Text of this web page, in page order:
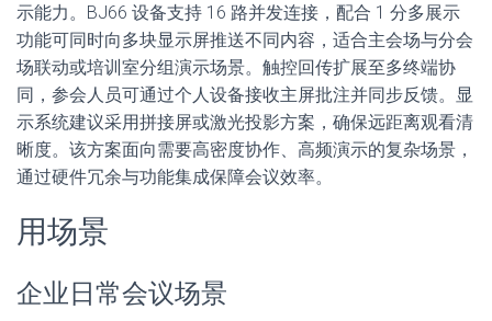
示能力。BJ66 设备支持 16 路并发连接，配合 1 分多展示
功能可同时向多块显示屏推送不同内容，适合主会场与分会
场联动或培训室分组演示场景。触控回传扩展至多终端协
同，参会人员可通过个人设备接收主屏批注并同步反馈。显
示系统建议采用拼接屏或激光投影方案，确保远距离观看清
晰度。该方案面向需要高密度协作、高频演示的复杂场景，
通过硬件冗余与功能集成保障会议效率。
用场景
企业日常会议场景